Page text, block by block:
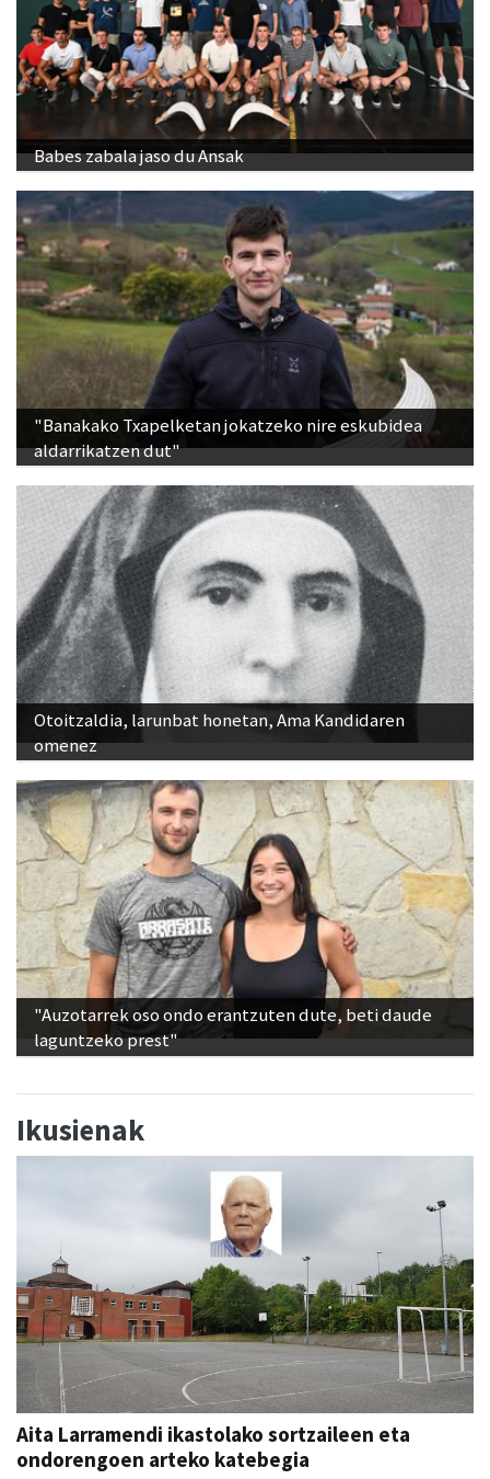
Babes zabala jaso du Ansak
"Banakako Txapelketan jokatzeko nire eskubidea
aldarrikatzen dut"
Otoitzaldia, larunbat honetan, Ama Kandidaren
omenez
"Auzotarrek oso ondo erantzuten dute, beti daude
laguntzeko prest"
Ikusienak
Aita Larramendi ikastolako sortzaileen eta
ondorengoen arteko katebegia